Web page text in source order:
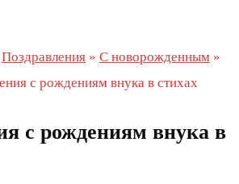
Поздравления » С новорожденным »
с рождениям внука в стихах
с рождениям внука в